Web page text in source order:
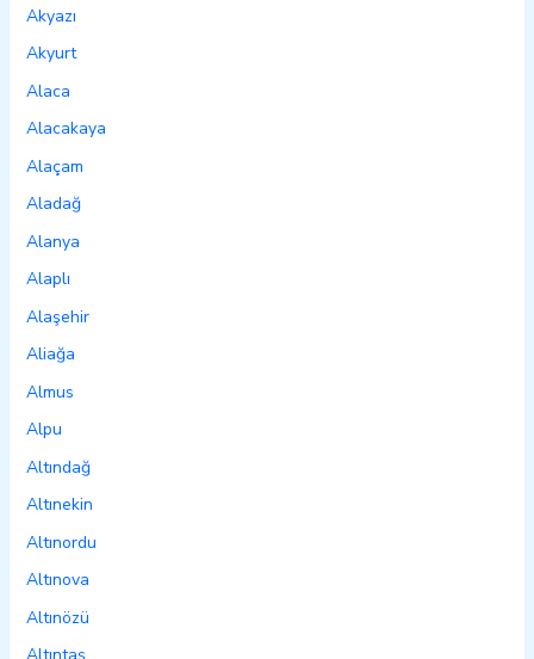
Akyazı
Akyurt
Alaca
Alacakaya
Alaçam
Aladağ
Alanya
Alaplı
Alaşehir
Aliağa
Almus
Alpu
Altındağ
Altınekin
Altınordu
Altınova
Altınözü